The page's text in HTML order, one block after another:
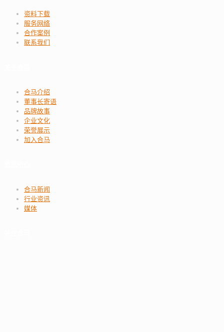
资料下载
服务网络
合作案例
联系我们
合马介绍
董事长寄语
品牌故事
企业文化
荣誉展示
加入合马
合马新闻
行业资讯
媒体